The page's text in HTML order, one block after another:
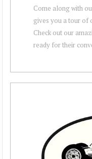
Come along with
gives you a tour of
Check out our
ready for their